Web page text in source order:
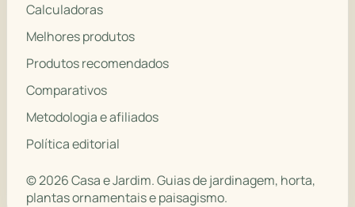
Calculadoras
Melhores produtos
Produtos recomendados
Comparativos
Metodologia e afiliados
Política editorial
© 2026 Casa e Jardim. Guias de jardinagem, horta,
plantas ornamentais e paisagismo.